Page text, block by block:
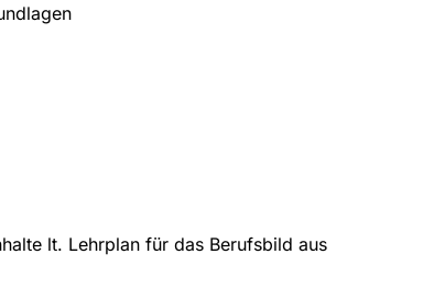
lt. Lehrplan für das Berufsbild aus